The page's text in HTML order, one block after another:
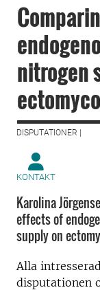
nitrogen
DISPUTATIONER |
KONTAKT
Karolina
effects of
supply on
Alla
disputationen